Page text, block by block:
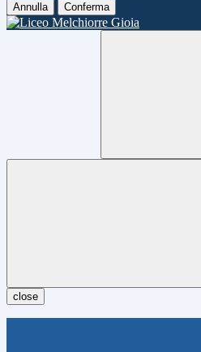
Annulla Conferma
close